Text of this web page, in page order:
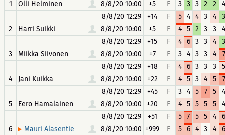
1
Olli Helminen 8/8/20 10:00 +5 F 3 3 3 2 2
4
8/8/20 12:29
+14 F 5 4 4 3 4
3
2
Harri Suikki 8/8/20 10:00 +5 F 4 5 2 3 3
4
8/8/20 12:29
+15 F 4 6 3 3 4
3
3
Miikka Siivonen 8/8/20 10:00 +7 F 3 4 3 3 4
7
8/8/20 12:29
+18 F 4 6 3 3 3
5
4
Jani Kuikka 8/8/20 10:00 +22 F 4 5 3 4 5
7
8/8/20 12:29
+45 F 3 4 5 7 5
4
5
Eero Hämäläinen 8/8/20 10:00 +20 F 4 5 5 5 5
4
8/8/20 12:29
+51 F 5 7 5 5 4
6
6
Mauri Alasentie 8/8/20 10:00 +999 F 5 6 4 3 4
6